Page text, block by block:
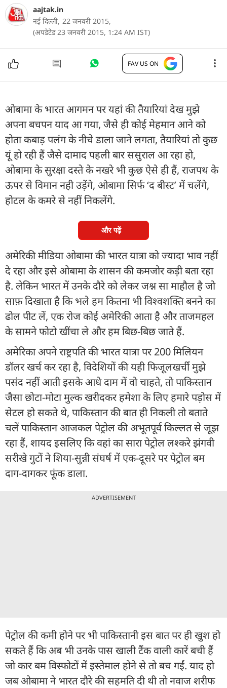
aajtak.in
नई दिल्ली, 22 जनवरी 2015,
(अपडेटेड 23 जनवरी 2015, 1:24 AM IST)
FAV US ON
ओबामा के भारत आगमन पर यहां की तैयारियां देख मुझे
अपना बचपन याद आ गया, जैसे ही कोई मेहमान आने को
होता कबाड़ पलंग के नीचे डाला जाने लगता, तैयारियां तो कुछ
यूं हो रही हैं जैसे दामाद पहली बार ससुराल आ रहा हो,
ओबामा के सुरक्षा दस्ते के नखरे भी कुछ ऐसे ही हैं, राजपथ के
ऊपर से विमान नही उड़ेंगे, ओबामा सिर्फ ‘द बीस्ट’ में चलेंगे,
होटल के कमरे से नहीं निकलेंगे.
और पढ़ें
अमेरिकी मीडिया ओबामा की भारत यात्रा को ज्यादा भाव नहीं
दे रहा और इसे ओबामा के शासन की कमजोर कड़ी बता रहा
है. लेकिन भारत में उनके दौरे को लेकर जश्न सा माहौल है जो
साफ़ दिखाता है कि भले हम कितना भी विश्वशक्ति बनने का
ढोल पीट लें, एक रोज कोई अमेरिकी आता है और ताजमहल
के सामने फोटो खींचा ले और हम बिछ-बिछ जाते हैं.
अमेरिका अपने राष्ट्रपति की भारत यात्रा पर 200 मिलियन
डॉलर खर्च कर रहा है, विदेशियों की यही फिजूलखर्ची मुझे
पसंद नहीं आती इसके आधे दाम में वो चाहते, तो पाकिस्तान
जैसा छोटा-मोटा मुल्क खरीदकर हमेशा के लिए हमारे पड़ोस में
सेटल हो सकते थे, पाकिस्तान की बात ही निकली तो बताते
चलें पाकिस्तान आजकल पेट्रोल की अभूतपूर्व किल्लत से जूझ
रहा हैं, शायद इसलिए कि वहां का सारा पेट्रोल लश्करे झंगवी
सरीखे गुटों ने शिया-सुन्नी संघर्ष में एक-दूसरे पर पेट्रोल बम
दाग-दागकर फूंक डाला.
ADVERTISEMENT
पेट्रोल की कमी होने पर भी पाकिस्तानी इस बात पर ही खुश हो
सकते हैं कि अब भी उनके पास खाली टैंक वाली कारें बची हैं
जो कार बम विस्फोटों में इस्तेमाल होने से तो बच गईं. याद हो
जब ओबामा ने भारत दौरे की सहमति दी थी तो नवाज शरीफ